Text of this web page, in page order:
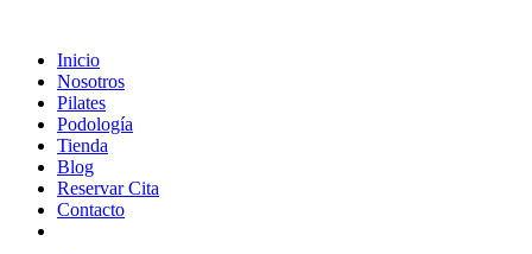
Inicio
Nosotros
Pilates
Podología
Tienda
Blog
Reservar Cita
Contacto